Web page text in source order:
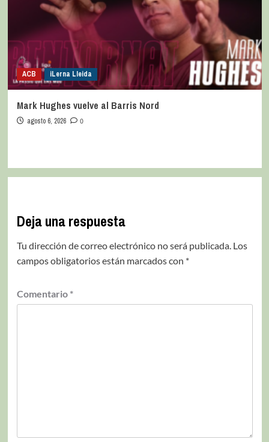
ACB iLerna Lleida
Mark Hughes vuelve al Barris Nord
agosto 6, 2026 0
Deja una respuesta
Tu dirección de correo electrónico no será publicada. Los
campos obligatorios están marcados con *
Comentario *